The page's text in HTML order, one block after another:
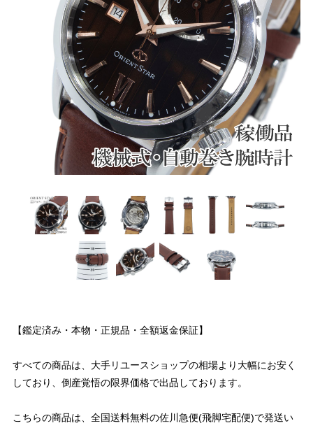
【鑑定済み・本物・正規品・全額返金保証】
すべての商品は、大手リユースショップの相場より大幅にお安く
しており、倒産覚悟の限界価格で出品しております。
こちらの商品は、全国送料無料の佐川急便(飛脚宅配便)で発送い